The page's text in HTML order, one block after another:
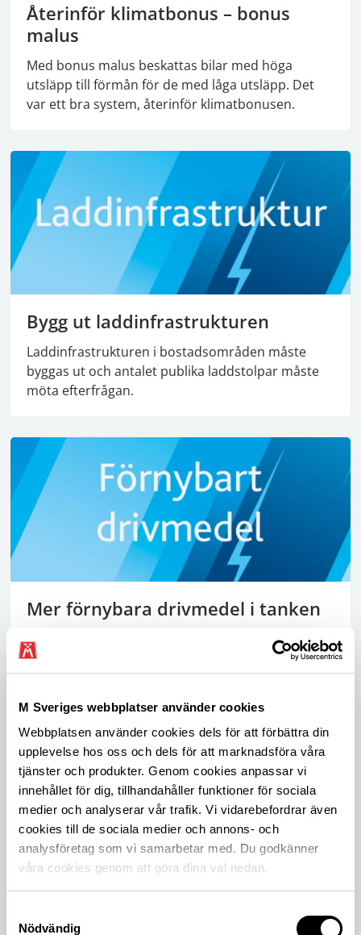
M Sveriges webbplatser använder cookies
Webbplatsen använder cookies dels för att förbättra din
upplevelse hos oss och dels för att marknadsföra våra
tjänster och produkter. Genom cookies anpassar vi
innehållet för dig, tillhandahåller funktioner för sociala
medier och analyserar vår trafik. Vi vidarebefordrar även
cookies till de sociala medier och annons- och
analysföretag som vi samarbetar med. Du godkänner
våra cookies genom att göra dina val nedan.
Nödvändig
Återinför klimatbonus – bonus
malus
Med bonus malus beskattas bilar med höga
utsläpp till förmån för de med låga utsläpp. Det
var ett bra system, återinför klimatbonusen.
Bygg ut laddinfrastrukturen
Laddinfrastrukturen i bostadsområden måste
byggas ut och antalet publika laddstolpar måste
möta efterfrågan.
Mer förnybara drivmedel i tanken
Dagens bilar kommer att rulla många år än. Då
krävs förnybara drivmedel för att vi ska kunna fasa
ut fossila bränslen.
Inför en skrotningspremie för